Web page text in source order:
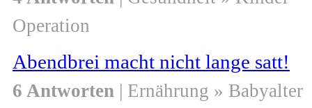
Operation
Abendbrei macht nicht lange satt!
6 Antworten | Ernährung » Babyalter